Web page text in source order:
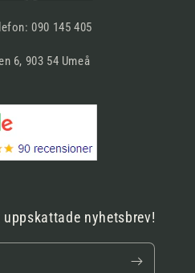
090 145 405
6, 903 54 Umeå
uppskattade nyhetsbrev!